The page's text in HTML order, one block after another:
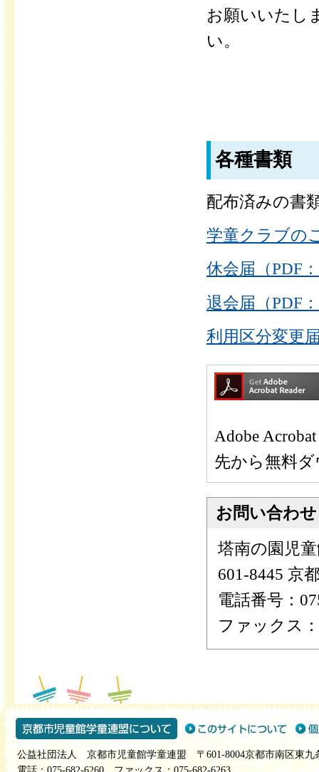
お願いいたし
い。
各種書類
配布済みの書
学童クラブの
休会届（PDF
退会届（PDF
利用区分変更
Adobe
先から無料
お問い合わせ
塔南の園児
601-8445 京
電話番号：
ファックス
公益社団法人 京都市児童館学童連盟 〒601-8004京都市南区東九